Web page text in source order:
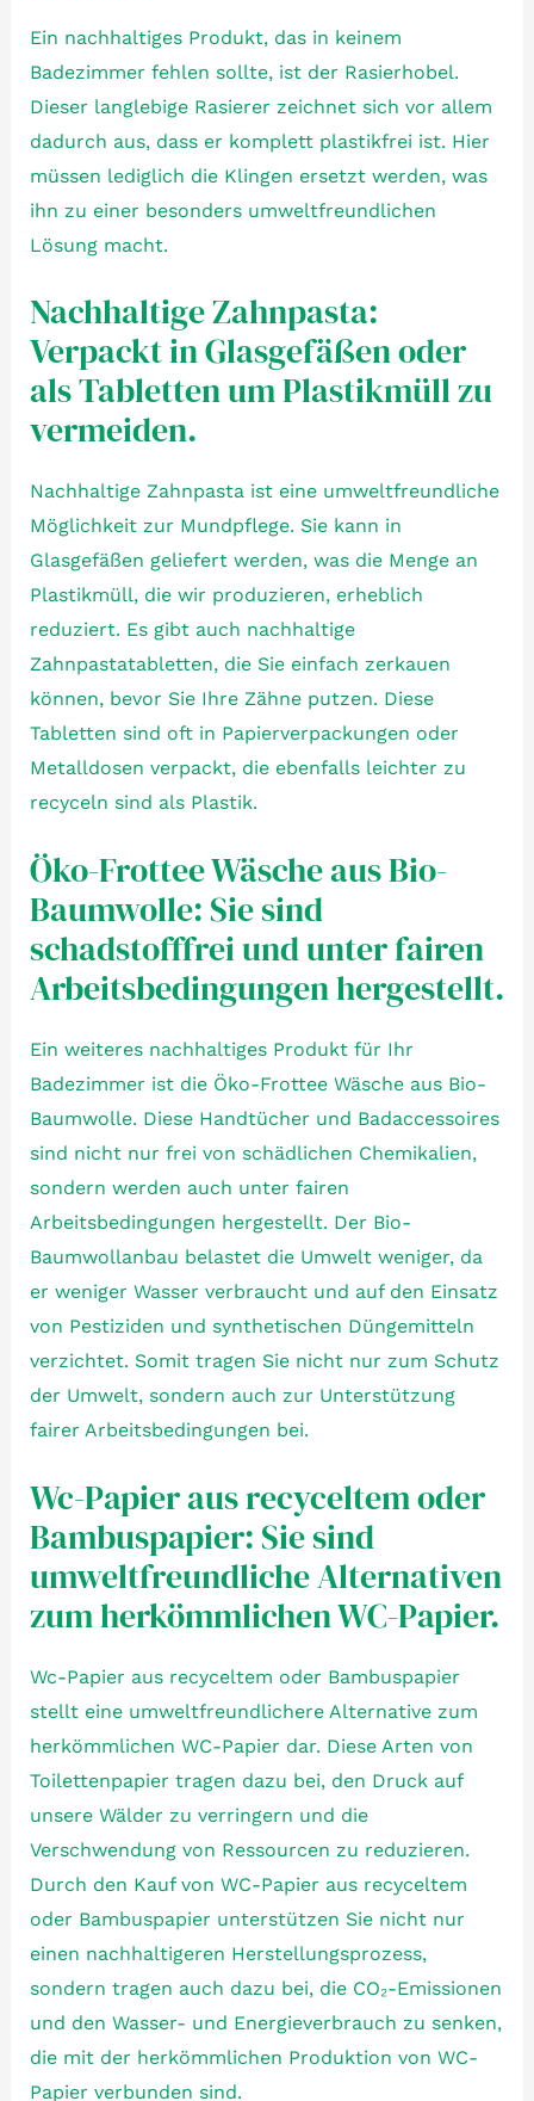
Ein nachhaltiges Produkt, das in keinem
Badezimmer fehlen sollte, ist der Rasierhobel.
Dieser langlebige Rasierer zeichnet sich vor allem
dadurch aus, dass er komplett plastikfrei ist. Hier
müssen lediglich die Klingen ersetzt werden, was
ihn zu einer besonders umweltfreundlichen
Lösung macht.
Nachhaltige Zahnpasta:
Verpackt in Glasgefäßen oder
als Tabletten um Plastikmüll zu
vermeiden.
Nachhaltige Zahnpasta ist eine umweltfreundliche
Möglichkeit zur Mundpflege. Sie kann in
Glasgefäßen geliefert werden, was die Menge an
Plastikmüll, die wir produzieren, erheblich
reduziert. Es gibt auch nachhaltige
Zahnpastatabletten, die Sie einfach zerkauen
können, bevor Sie Ihre Zähne putzen. Diese
Tabletten sind oft in Papierverpackungen oder
Metalldosen verpackt, die ebenfalls leichter zu
recyceln sind als Plastik.
Öko-Frottee Wäsche aus Bio-
Baumwolle: Sie sind
schadstofffrei und unter fairen
Arbeitsbedingungen hergestellt.
Ein weiteres nachhaltiges Produkt für Ihr
Badezimmer ist die Öko-Frottee Wäsche aus Bio-
Baumwolle. Diese Handtücher und Badaccessoires
sind nicht nur frei von schädlichen Chemikalien,
sondern werden auch unter fairen
Arbeitsbedingungen hergestellt. Der Bio-
Baumwollanbau belastet die Umwelt weniger, da
er weniger Wasser verbraucht und auf den Einsatz
von Pestiziden und synthetischen Düngemitteln
verzichtet. Somit tragen Sie nicht nur zum Schutz
der Umwelt, sondern auch zur Unterstützung
fairer Arbeitsbedingungen bei.
Wc-Papier aus recyceltem oder
Bambuspapier: Sie sind
umweltfreundliche Alternativen
zum herkömmlichen WC-Papier.
Wc-Papier aus recyceltem oder Bambuspapier
stellt eine umweltfreundlichere Alternative zum
herkömmlichen WC-Papier dar. Diese Arten von
Toilettenpapier tragen dazu bei, den Druck auf
unsere Wälder zu verringern und die
Verschwendung von Ressourcen zu reduzieren.
Durch den Kauf von WC-Papier aus recyceltem
oder Bambuspapier unterstützen Sie nicht nur
einen nachhaltigeren Herstellungsprozess,
sondern tragen auch dazu bei, die CO₂-Emissionen
und den Wasser- und Energieverbrauch zu senken,
die mit der herkömmlichen Produktion von WC-
Papier verbunden sind.